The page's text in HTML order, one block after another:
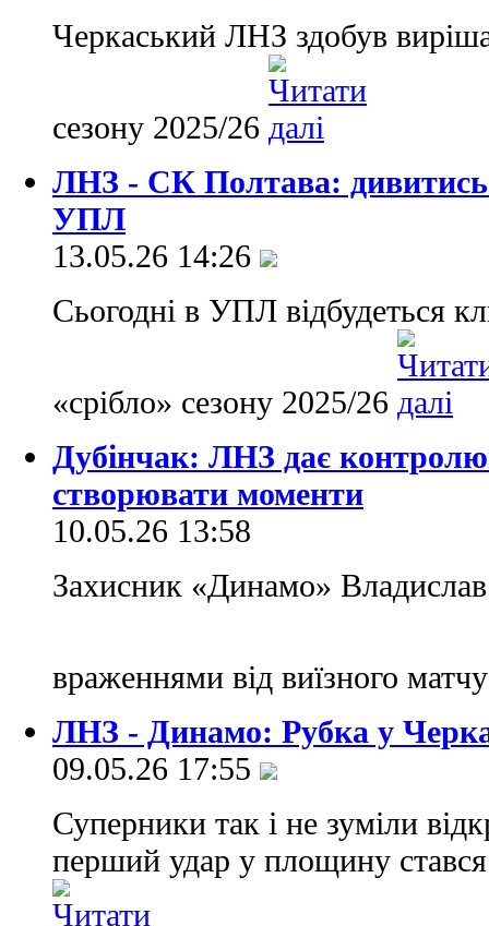
Черкаський ЛНЗ здобув
сезону 2025/26
ЛНЗ - СК Полтава:
УПЛ
13.05.26 14:26
Сьогодні в УПЛ відбудеться
«срібло» сезону 2025/26
Дубінчак: ЛНЗ дає
створювати моменти
10.05.26 13:58
Захисник «Динамо»
враженнями від виїзного
ЛНЗ - Динамо: Рубка у
09.05.26 17:55
Суперники так і не зуміли
перший удар у площину